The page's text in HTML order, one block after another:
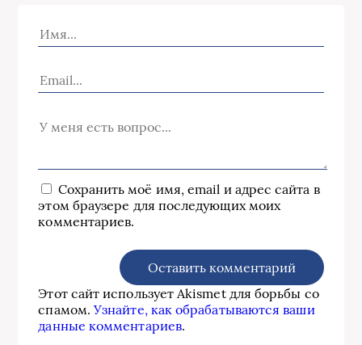
Сохранить моё имя, email и адрес сайта в
этом браузере для последующих моих
комментариев.
Этот сайт использует Akismet для борьбы со
спамом.Узнайте, как обрабатываются ваши
данные комментариев.